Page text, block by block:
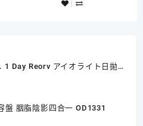
Day Reorv アイオライト日拋
盤 胭脂陰影四合一 OD1331